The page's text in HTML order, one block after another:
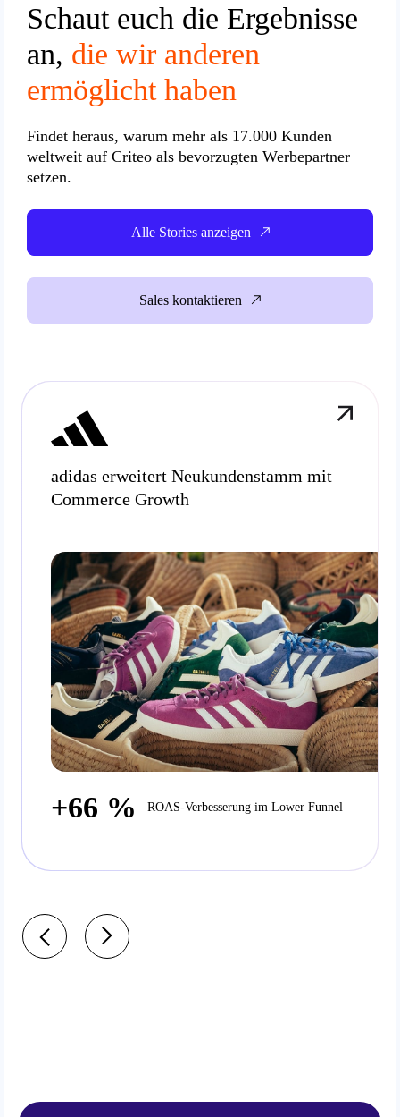
Schaut euch die Ergebnisse
an, die wir anderen
ermöglicht haben
Findet heraus, warummehr als 17.000 Kunden
weltweit auf Criteo als bevorzugten Werbepartner
setzen.
Alle Stories anzeigen
Sales kontaktieren
adidas erweitert Neukundenstamm mit
Commerce Growth
+66 % ROAS-Verbesserung im Lower Funnel